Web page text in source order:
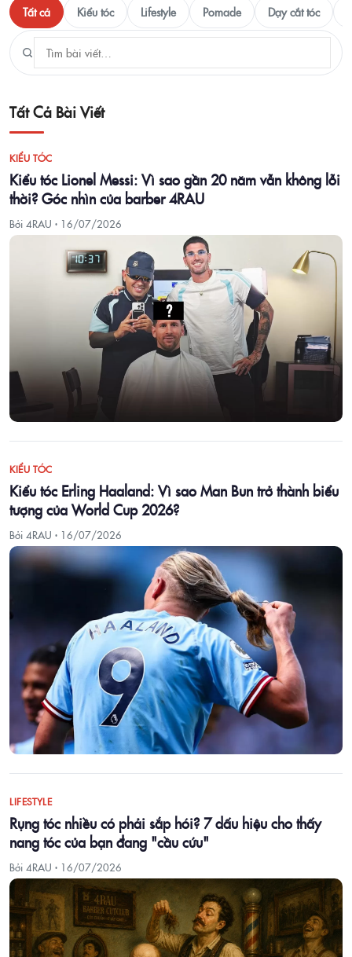
Tất cả Kiểu tóc Lifestyle Pomade Dạy cắt tóc
Tất Cả Bài Viết
KIỂU TÓC
Kiểu tóc Lionel Messi: Vì sao gần 20 năm vẫn không lỗi
thời? Góc nhìn của barber 4RAU
Bởi 4RAU · 16/07/2026
KIỂU TÓC
Kiểu tóc Erling Haaland: Vì sao Man Bun trở thành biểu
tượng của World Cup 2026?
Bởi 4RAU · 16/07/2026
LIFESTYLE
Rụng tóc nhiều có phải sắp hói? 7 dấu hiệu cho thấy
nang tóc của bạn đang "cầu cứu"
Bởi 4RAU · 16/07/2026